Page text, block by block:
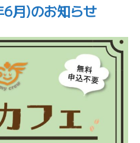
月)のお知らせ